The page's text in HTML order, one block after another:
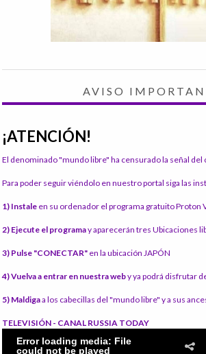
AVISO
¡ATENCIÓN!
El denominado "mundo libre" ha censurado la señal del
Para poder seguir viéndolo en nuestro portal siga las
1) Instale en su ordenador el programa gratuito Proton
2) Ejecute el programay aparecerán tres Ubicaciones
3) Pulse "CONECTAR" en la ubicación JAPÓN
4) Vuelva a entrar en nuestra weby ya podrá disfrutar
5) Maldigaa los cabecillas del "mundo libre" y a sus
TELEVISIÓN - CANAL RUSSIA TODAY